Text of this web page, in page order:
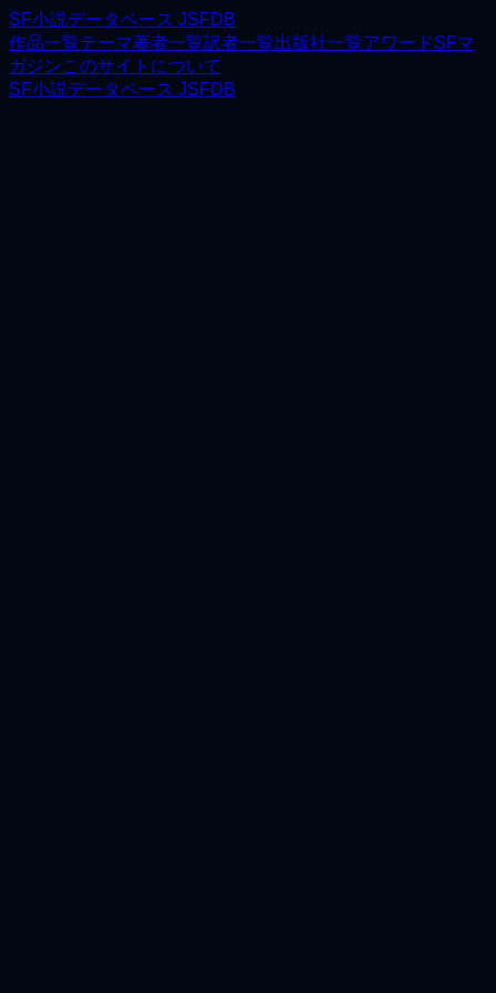
SF小説データベース JSFDB
作品一覧テーマ著者一覧訳者一覧出版社一覧アワードSFマ
ガジンこのサイトについて
SF小説データベース JSFDB